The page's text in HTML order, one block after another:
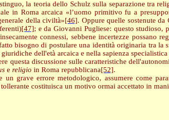
la teoria dello Schulz sulla separazione tra
in Roma arcaica «l’uomo primitivo fu a
della civiltà»[46]. Oppure quelle sostenute
[47]; e da Giovanni Pugliese: questo
connessi, sebbene incertezze possano
bisogno di postulare una identità originaria tra la
dell'età arcaica e nella sapienza
questa discussione sulle caratteristiche
e religio in Roma repubblicana[52].
un grave errore metodologico, assumere come
costituisca un motivo ormai accettato in